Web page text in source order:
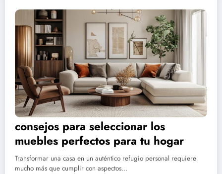
consejos para seleccionar los
muebles perfectos para tu hogar
Transformar una casa en un auténtico refugio personal requiere
mucho más que cumplir con aspectos…